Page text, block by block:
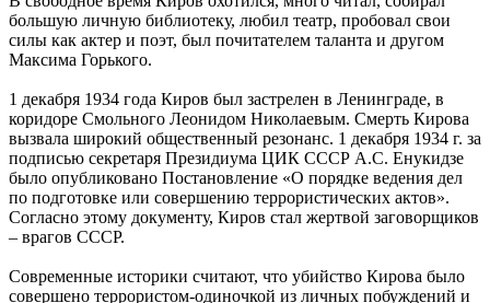
большую личную библиотеку, любил театр, пробовал свои
силы как актер и поэт, был почитателем таланта и другом
Максима Горького.
1 декабря 1934 года Киров был застрелен в Ленинграде, в
коридоре Смольного Леонидом Николаевым. Смерть Кирова
вызвала широкий общественный резонанс. 1 декабря 1934 г. за
подписью секретаря Президиума ЦИК СССР А.С. Енукидзе
было опубликовано Постановление «О порядке ведения дел
по подготовке или совершению террористических актов».
Согласно этому документу, Киров стал жертвой заговорщиков
– врагов СССР.
Современные историки считают, что убийство Кирова было
совершено террористом-одиночкой из личных побуждений и